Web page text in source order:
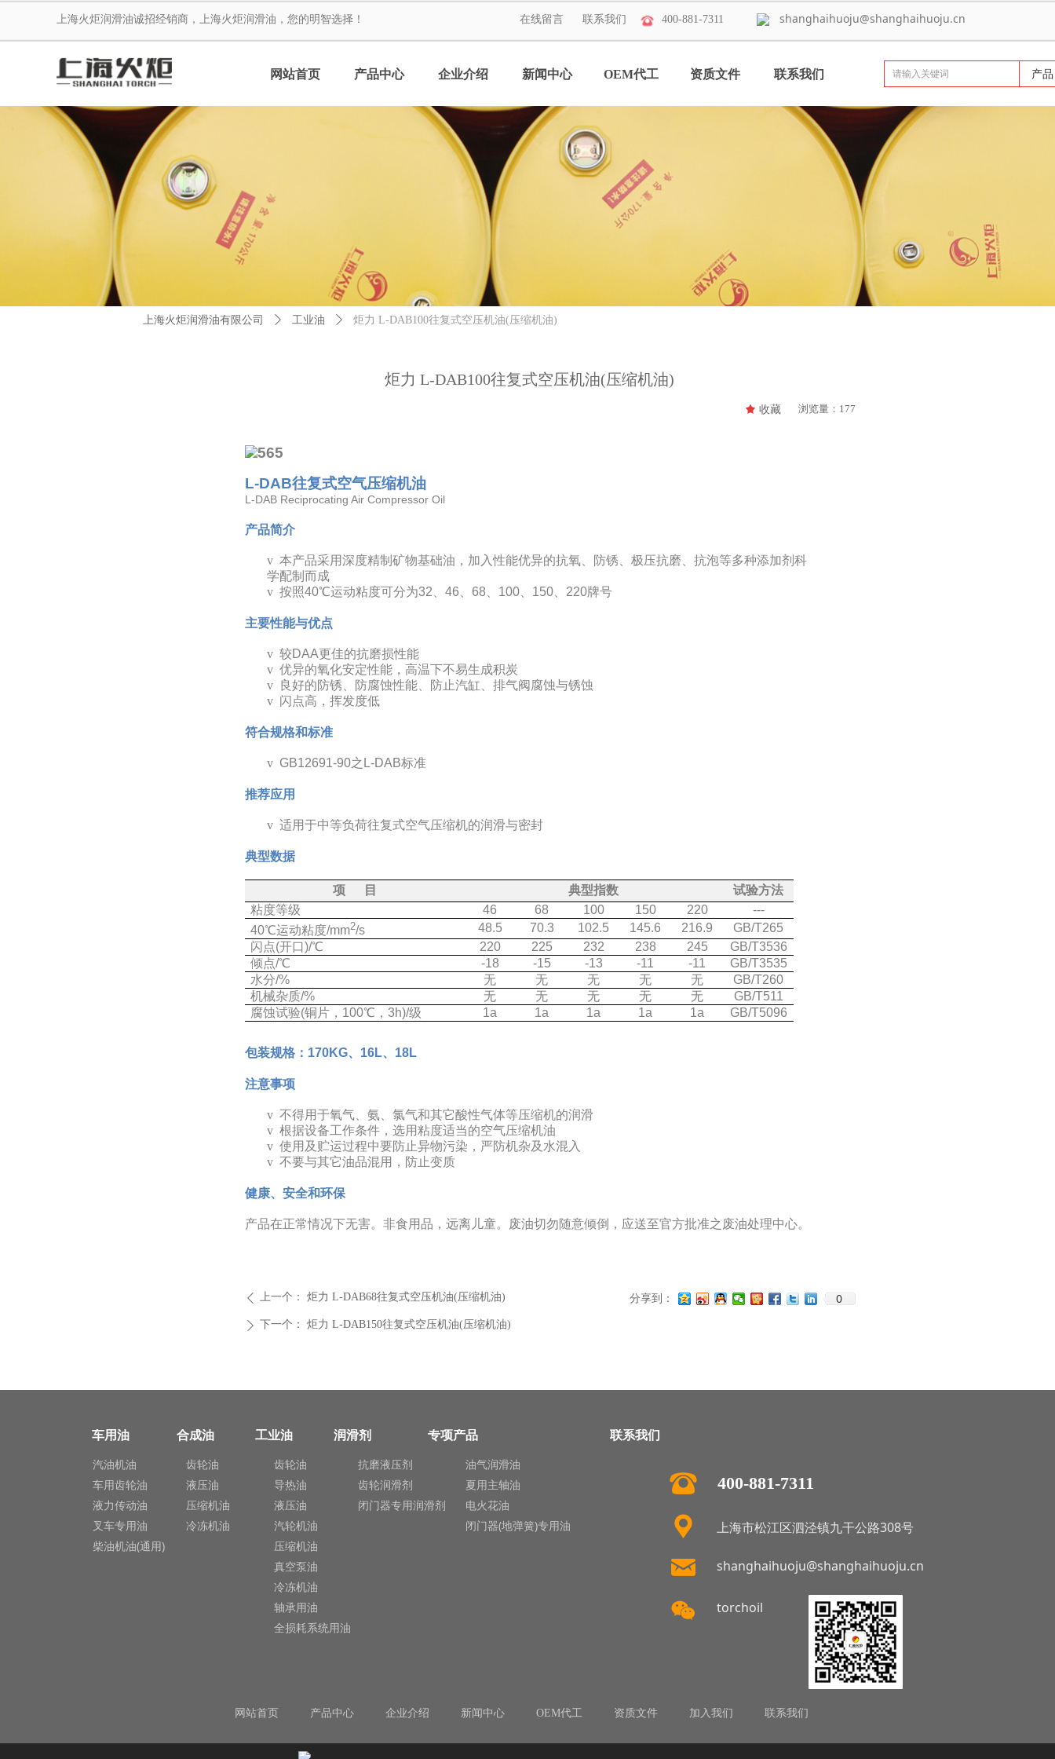
网站首页 产品中心 企业介绍 新闻中心 OEM代工 资质文件 联系我们
上海火炬润滑油诚招经销商，上海火炬润滑油，您的明智选择！ 联系我们 shanghaihuoju@shanghaihuoju.cn
400-881-7311
在线留言 400-881-7311
产品
끄 收藏
炬力 L-DAB100往复式空压机油(压缩机油)
浏览量： 177
ꄲ 下一个： 炬力 L-DAB150往复式空压机油(压缩机油)
ꄴ 上一个： 炬力 L-DAB68往复式空压机油(压缩机油)
L-DAB往复式空气压缩机油
L-DAB Reciprocating Air Compressor Oil
产品简介
v 本产品采用深度精制矿物基础油，加入性能优异的抗氧、防锈、极压抗磨、抗泡等多种添加剂科
学配制而成
v 按照40℃运动粘度可分为32、46、68、100、150、220牌号
主要性能与优点
v 较DAA更佳的抗磨损性能
v 优异的氧化安定性能，高温下不易生成积炭
v 良好的防锈、防腐蚀性能、防止汽缸、排气阀腐蚀与锈蚀
v 闪点高，挥发度低
符合规格和标准
v GB12691-90之L-DAB标准
推荐应用
v 适用于中等负荷往复式空气压缩机的润滑与密封
典型数据
项 目 典型指数
试验方法
粘度等级
46 68 100 150 220
---
40℃运动粘度/mm2/s 48.5 70.3 102.5 145.6 216.9
GB/T265
闪点(开口)/℃
220 225 232 238 245
GB/T3536
倾点/℃
-18 -15 -13 -11 -11
GB/T3535
水分/%
无 无 无 无 无
GB/T260
机械杂质/%
无 无 无 无 无
GB/T511
腐蚀试验(铜片，100℃，3h)/级
1a 1a 1a 1a 1a GB/T5096
包装规格：170KG、16L、18L
注意事项
v 不得用于氧气、氨、氯气和其它酸性气体等压缩机的润滑
v 根据设备工作条件，选用粘度适当的空气压缩机油
v 使用及贮运过程中要防止异物污染，严防机杂及水混入
v 不要与其它油品混用，防止变质
健康、安全和环保
产品在正常情况下无害。非食用品，远离儿童。废油切勿随意倾倒，应送至官方批准之废油处理中心。
上海火炬润滑油有限公司 ꄲ 工业油 ꄲ 炬力 L-DAB100往复式空压机油(压缩机油)
分享到： 0
网站首页 产品中心 企业介绍 新闻中心 OEM代工 资质文件 加入我们 联系我们
车用油 合成油 工业油 润滑剂 专项产品 联系我们
齿轮油
导热油
液压油
汽轮机油
压缩机油
真空泵油
冷冻机油
轴承用油
全损耗系统用油
汽油机油
车用齿轮油
液力传动油
叉车专用油
柴油机油(通用)
油气润滑油
夏用主轴油
电火花油
闭门器(地弹簧)专用油
400-881-7311
齿轮油
液压油
压缩机油
冷冻机油
抗磨液压剂
齿轮润滑剂
闭门器专用润滑剂
뀰
끇
上海市松江区泗泾镇九干公路308号
낂 shanghaihuoju@shanghaihuoju.cn
너 torchoil